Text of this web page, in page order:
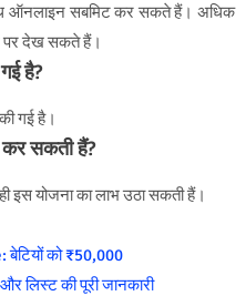
ऑनलाइन सबमिट कर सकते हैं। अधिक
पर देख सकते हैं।
है?
गई है।
सकती हैं?
इस योजना का लाभ उठा सकती हैं।
बेटियों को ₹50,000
लिस्ट की पूरी जानकारी